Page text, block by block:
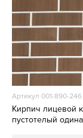
Артикул 001-890-246
Кирпич лицевой
пустотелый